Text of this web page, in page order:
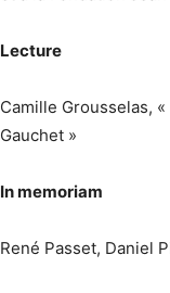
Lecture
Camille Grousselas,
Gauchet »
In memoriam
René Passet, Daniel